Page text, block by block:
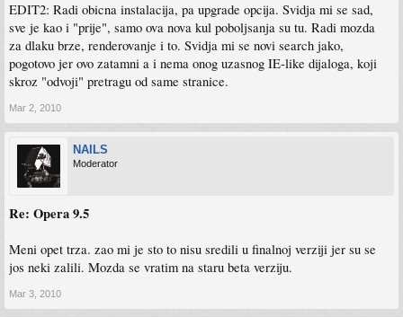
EDIT2: Radi obicna instalacija, pa upgrade opcija. Svidja mi se sad,
sve je kao i "prije", samo ova nova kul poboljsanja su tu. Radi mozda
za dlaku brze, renderovanje i to. Svidja mi se novi search jako,
pogotovo jer ovo zatamni a i nema onog uzasnog IE-like dijaloga, koji
skroz "odvoji" pretragu od same stranice.
Mar 2, 2010
NAILS
Moderator
Re: Opera 9.5
Meni opet trza. zao mi je sto to nisu sredili u finalnoj verziji jer su se
jos neki zalili. Mozda se vratim na staru beta verziju.
Mar 3, 2010